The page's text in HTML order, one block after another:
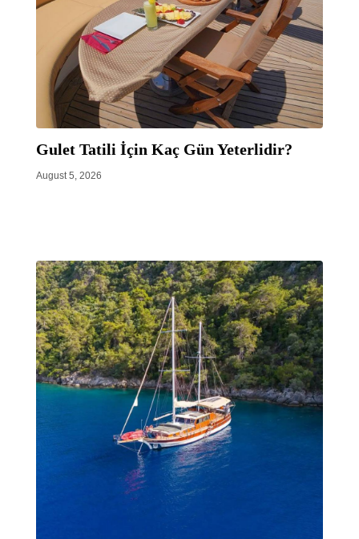
Gulet Tatili İçin Kaç Gün Yeterlidir?
August 5, 2026